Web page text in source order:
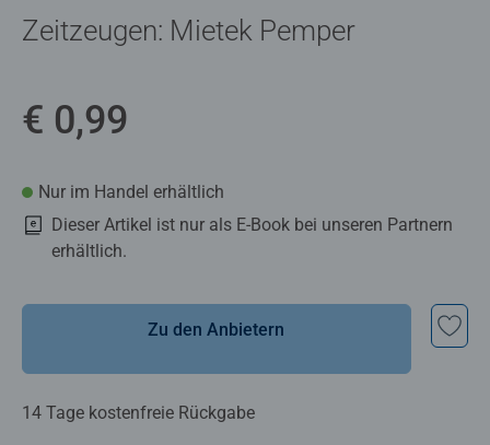
Zeitzeugen: Mietek Pemper
€ 0,99
Nur im Handel erhältlich
Dieser Artikel ist nur als E-Book bei unseren Partnern
erhältlich.
Zu den Anbietern
14 Tage kostenfreie Rückgabe